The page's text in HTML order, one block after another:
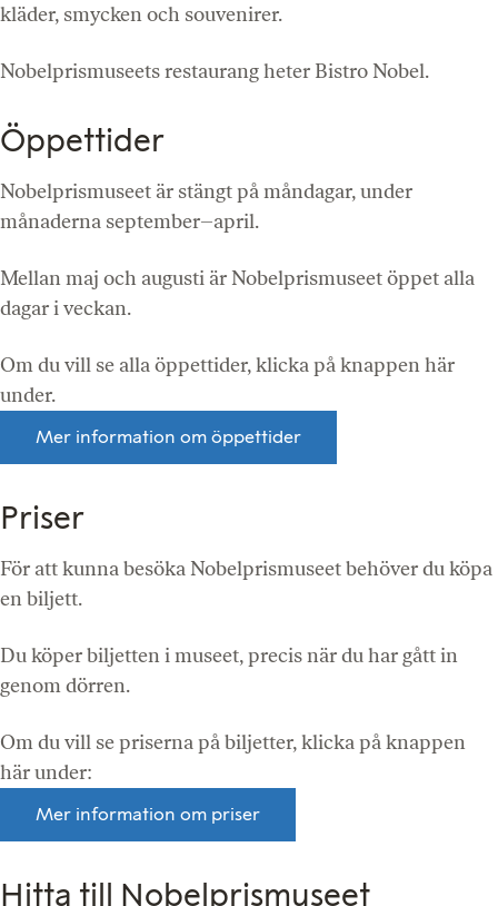
kläder, smycken och souvenirer.
Nobelprismuseets restaurang heter Bistro Nobel.
Öppettider
Nobelprismuseet är stängt på måndagar, under
månaderna september–april.
Mellan maj och augusti är Nobelprismuseet öppet alla
dagar i veckan.
Om du vill se alla öppettider, klicka på knappen här
under.
Mer information om öppettider
Priser
För att kunna besöka Nobelprismuseet behöver du köpa
en biljett.
Du köper biljetten i museet, precis när du har gått in
genom dörren.
Om du vill se priserna på biljetter, klicka på knappen
här under:
Mer information om priser
Hitta till Nobelprismuseet